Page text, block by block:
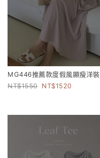
MG446推薦款度假風顯瘦洋裝
1550
1520